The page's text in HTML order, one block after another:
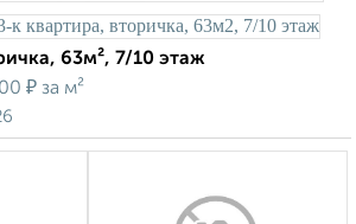
63м², 7/10 этаж
₽ за м²